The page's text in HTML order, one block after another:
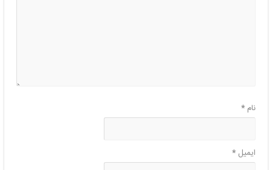
نام*
ایمیل*